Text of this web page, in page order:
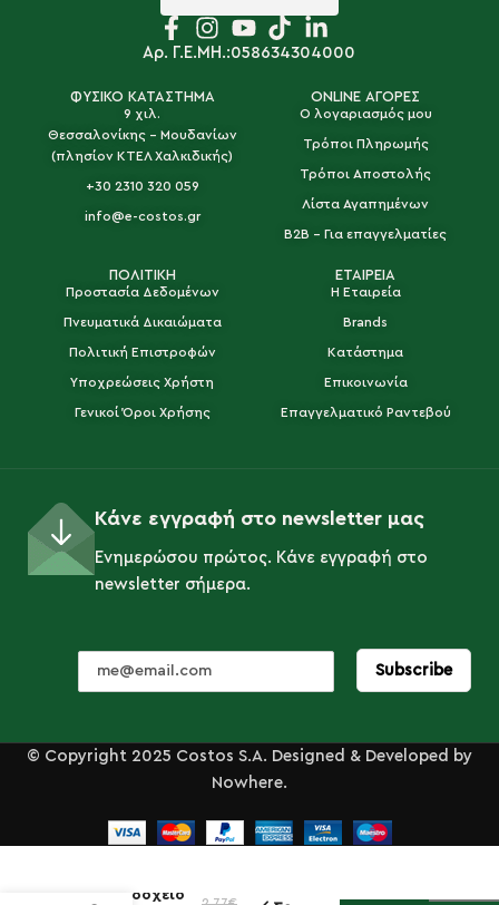
Αρ. Γ.Ε.ΜΗ.:058634304000
ΦΥΣΙΚΟ ΚΑΤΑΣΤΗΜΑ
9 χιλ.
Θεσσαλονίκης - Μουδανίων
(πλησίον ΚΤΕΛ Χαλκιδικής)
+30 2310 320 059
info@e-costos.gr
ONLINE ΑΓΟΡΕΣ
Ο λογαριασμός μου
Τρόποι Πληρωμής
Τρόποι Αποστολής
Λίστα Αγαπημένων
B2B - Για επαγγελματίες
ΠΟΛΙΤΙΚΗ
Προστασία Δεδομένων
Πνευματικά Δικαιώματα
Πολιτική Επιστροφών
Υποχρεώσεις Χρήστη
Γενικοί Όροι Χρήσης
ΕΤΑΙΡΕΙΑ
Η Εταιρεία
Brands
Κατάστημα
Επικοινωνία
Επαγγελματικό Ραντεβού
Κάνε εγγραφή στο newsletter μας
Ενημερώσου πρώτος. Κάνε εγγραφή στο
newsletter σήμερα.
© Copyright 2025 Costos S.A. Designed & Developed by
Nowhere.
Σταχτοδοχείο